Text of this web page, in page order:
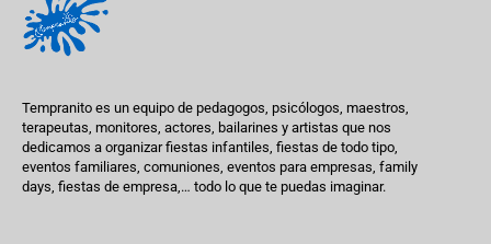
Tempranito es un equipo de pedagogos, psicólogos, maestros,
terapeutas, monitores, actores, bailarines y artistas que nos
dedicamos a organizar fiestas infantiles, fiestas de todo tipo,
eventos familiares, comuniones, eventos para empresas, family
days, fiestas de empresa,… todo lo que te puedas imaginar.